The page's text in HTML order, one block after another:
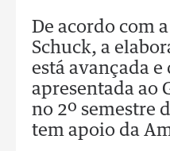
De acordo com
Schuck, a
está avançada e
apresentada ao
no 2º semestre
tem apoio da